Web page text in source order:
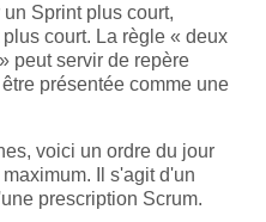
Sprint plus court,
court. La règle « deux
peut servir de repère
présentée comme une
voici un ordre du jour
Il s'agit d'un
prescription Scrum.